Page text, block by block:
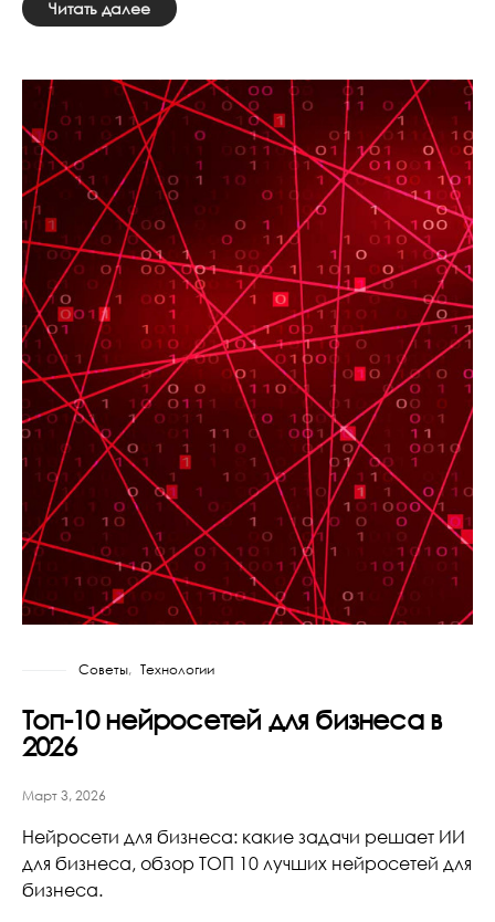
Читать далее
Советы Технологии
Топ-10 нейросетей для бизнеса в
2026
Март 3, 2026
Нейросети для бизнеса: какие задачи решает ИИ
для бизнеса, обзор ТОП 10 лучших нейросетей для
бизнеса.